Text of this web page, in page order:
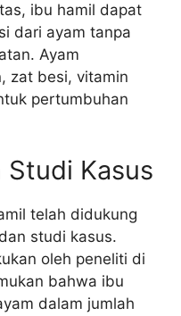
ibu hamil dapat
dari ayam tanpa
Ayam
zat besi, vitamin
pertumbuhan
Kasus
telah didukung
studi kasus.
oleh peneliti di
bahwa ibu
dalam jumlah